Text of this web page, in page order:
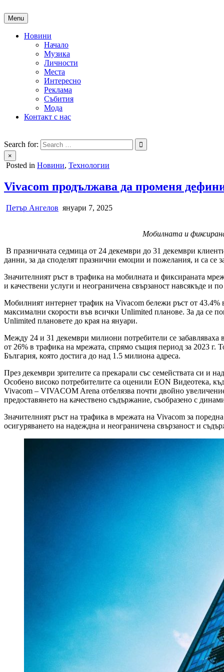
to
content
Menu
Новини
Начало
Музика
Личности
Места
Интересно
Реклама
Събития
Мода
Контакт с нас
People of Bulgaria
За хората на България
Search for:
×
Posted in Новини, Технологии
Vivacom продължава да променя
Петър Ангелов януари 7, 2025
Мобилната и
В празничната седмица от 24 декември до 31 декември
данни, за да споделят празнични емоции и пожелания, и са се
Значителният ръст в трафика на мобилната и фиксираната
и качествени услуги и неограничена свързаност навсякъде и
Мобилният интернет трафик на Vivacom бележи ръст от 43.4%
максимални скорости във всички Unlimited планове. За да се
Unlimited плановете до края на януари.
Между 24 и 31 декември милиони потребители се забавляваха
от 26% в трафика на мрежата, спрямо същия период за 2023 г.
България, която достига до над 1.5 милиона адреса.
През декември зрителите са прекарали със семействата си и
Особено високо потребителите са оценили EON Видеотека,
Vivacom – VIVACOM Arena отбелязва почти двойно
предоставянето на качествено съдържание, съобразено с
Значителният ръст на трафика в мрежата на Vivacom за
осигуряването на надеждна и неограничена свързаност и